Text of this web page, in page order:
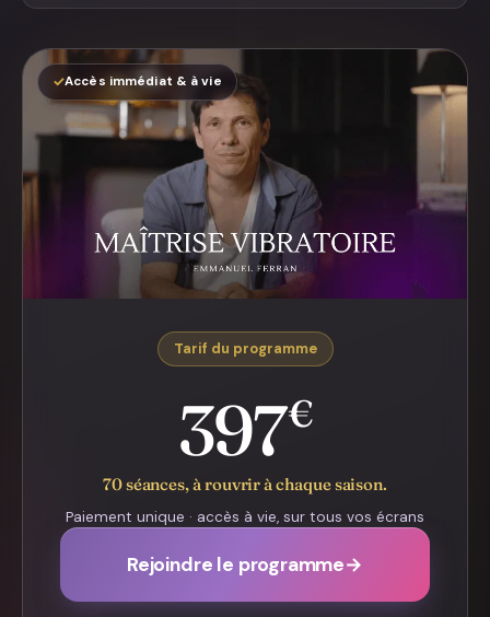
✓Accès immédiat & à vie
Tarif du programme
397€
70 séances, à rouvrir à chaque saison.
Paiement unique · accès à vie, sur tous vos écrans
Rejoindre le programme→